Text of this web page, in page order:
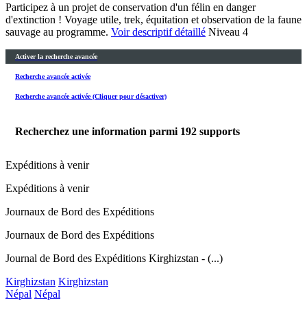
Participez à un projet de conservation d'un félin en danger
d'extinction ! Voyage utile, trek, équitation et observation de la faune
sauvage au programme. Voir descriptif détaillé Niveau 4
Activer la recherche avancée
Recherche avancée activée
Recherche avancée activée (Cliquer pour désactiver)
Recherchez une information parmi 192 supports
Expéditions à venir
Expéditions à venir
Journaux de Bord des Expéditions
Journaux de Bord des Expéditions
Journal de Bord des Expéditions Kirghizstan - (...)
Kirghizstan Kirghizstan
Népal Népal